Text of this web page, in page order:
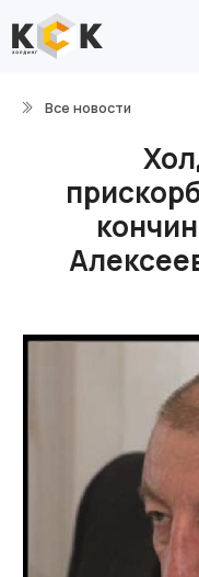
Все новости